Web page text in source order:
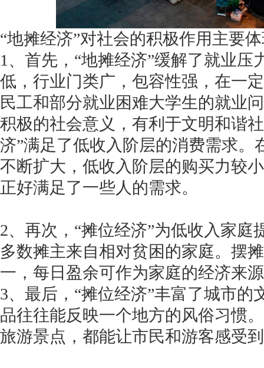
“地摊经济”对社会的积极作用主要
1、首先，“地摊经济”缓解了就业
低，行业门类广，包容性强，在一
民工和部分就业困难大学生的就业
积极的社会意义，有利于文明和谐
济”满足了低收入阶层的消费需求。
不断扩大，低收入阶层的购买力较
正好满足了一些人的需求。
2、再次，“摊位经济”为低收入家庭
多数摊主来自相对贫困的家庭。摆
一，每日盈余可作为家庭的经济来
3、最后，“摊位经济”丰富了城市的
品往往能反映一个地方的风俗习惯
旅游景点，都能让市民和游客感受